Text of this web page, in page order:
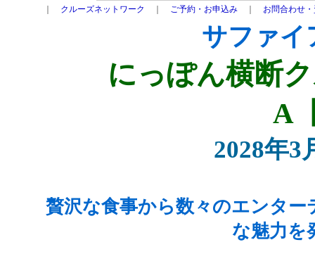
クルーズネットワーク ご予約・お申込み｜ お問合わせ
サファイ
にっぽん横断
A
2028年3
贅沢な食事から数々のエンタ
な魅力を